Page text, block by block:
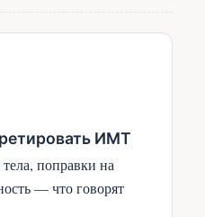
ИМТ
поправки на
— что говорят